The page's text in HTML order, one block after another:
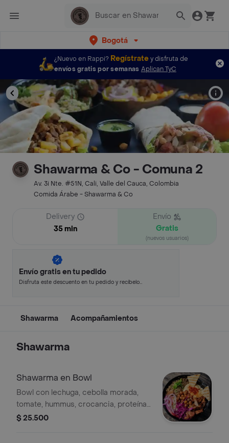
Bogotá
¿Nuevo en Rappi? Regístratey disfruta de
envíos gratis por semanas Aplican TyC
Shawarma & Co - Comuna 2
Av. 3i Nte. #51N, Cali, Valle del Cauca, Colombia
Comida Árabe - Shawarma & Co
Delivery
35 min
Envío
Gratis
(nuevos usuarios)
Envío gratis en tu pedido
Disfruta este descuento en tu pedido y recíbelo
Shawarma Acompañamientos
Shawarma
Shawarma en Bowl
Bowl con lechuga, cebolla morada,
tomate, hummus, crocancia, proteína
a elección, y base a elección. Incluye
$ 25.500